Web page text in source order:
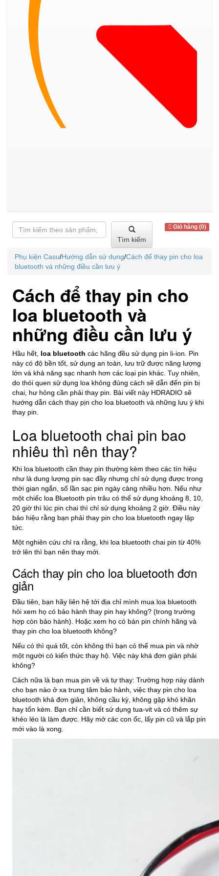
Tìm kiếm
Giỏ hàng (0)
Phụ kiện Casu/Hướng dẫn sử dụng/Cách để thay pin cho loa
bluetooth và những điều cần lưu ý
Cách để thay pin cho
loa bluetooth và
những điều cần lưu ý
Hầu hết, loa bluetooth các hãng đều sử dụng pin li-ion. Pin
này có độ bền tốt, sử dụng an toàn, lưu trữ được năng lượng
lớn và khả năng sạc nhanh hơn các loại pin khác. Tuy nhiên,
do thói quen sử dụng loa không đúng cách sẽ dẫn đến pin bị
chai, hư hỏng cần phải thay pin. Bài viết này HDRADIO sẽ
hướng dẫn cách thay pịn cho loa bluetooth và những lưu ý khi
thay pin.
Loa bluetooth chai pin bao
nhiêu thì nên thay?
Khi loa bluetooth cần thay pin thường kèm theo các tín hiệu
như là dung lượng pin sạc đầy nhưng chỉ sử dụng được trong
thời gian ngắn, số lần sạc pin ngày càng nhiều hơn. Nếu như
một chiếc loa Bluetooth pin trâu có thể sử dụng khoảng 8, 10,
20 giờ thì lúc pin chai thì chỉ sử dụng khoảng 2 giờ. Điều này
báo hiệu rằng bạn phải thay pin cho loa bluetooth ngay lập
tức.
Một nghiên cứu chỉ ra rằng, khi loa bluetooth chai pin từ 40%
trở lên thì bạn nên thay mới.
Cách thay pin cho loa bluetooth đơn
giản
Đầu tiên, bạn hãy liên hệ tới địa chỉ mình mua loa bluetooth
hỏi xem họ có bảo hành thay pin hay không? (trong trường
hợp còn bảo hành). Hoặc xem họ có bán pin chính hãng và
thay pin cho loa bluetooth không?
Nếu có thì quá tốt, còn không thì bạn có thể mua pin và nhờ
một người có kiến thức thay hộ. Việc này khá đơn giản phải
không?
Cách nữa là bạn mua pin về và tự thay: Trường hợp này dành
cho bạn nào ở xa trung tâm bảo hành, việc thay pin cho loa
bluetooth khá đơn giản, không cầu kỳ, không gặp khó khăn
hay tốn kém. Bạn chỉ cần biết sử dụng tua-vit và có thêm sự
khéo léo là làm được. Hãy mở các con ốc, lấy pin cũ và lắp pin
mới vào là xong.